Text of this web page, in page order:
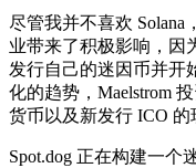
尽管我并不喜欢 Solana
业带来了积极影响，因
发行自己的迷因币并开
化的趋势，Maelstrom
货币以及新发行 ICO 的
Spot.dog 正在构建一个